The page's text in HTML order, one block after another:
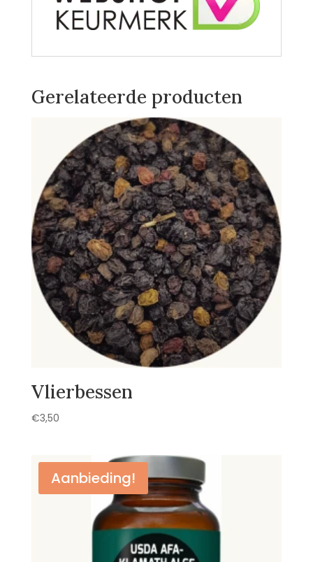
Gerelateerde producten
Vlierbessen
€3,50
Aanbieding!